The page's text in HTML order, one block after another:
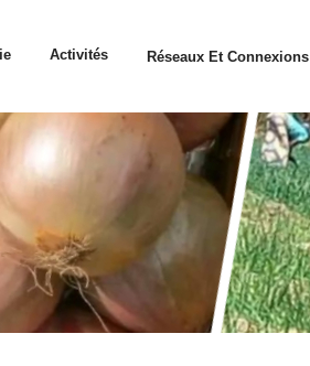
Activités Réseaux Et Connexions